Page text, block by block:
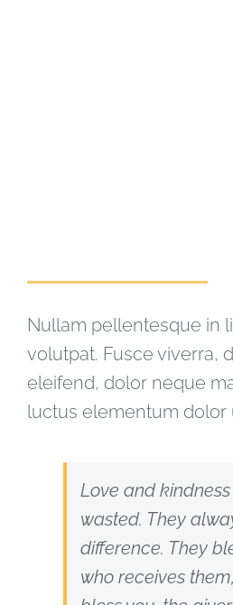
Nullam pellentesque in
volutpat. Fusce viverra,
eleifend, dolor neque
luctus elementum dolor
Love and
wasted. They
difference. They
who receives